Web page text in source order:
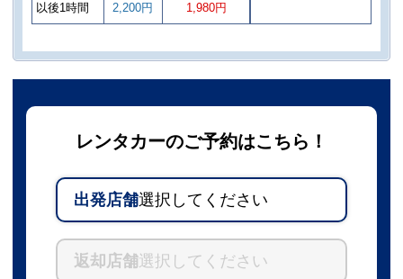
以後1時間 2,200円 1,980円
レンタカーのご予約はこちら！
出発店舗選択してください
返却店舗選択してください